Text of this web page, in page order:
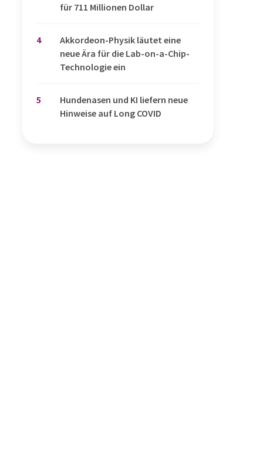
für 711 Millionen Dollar
4
Akkordeon-Physik läutet eine
neue Ära für die Lab-on-a-Chip-
Technologie ein
5
Hundenasen und KI liefern neue
Hinweise auf Long COVID